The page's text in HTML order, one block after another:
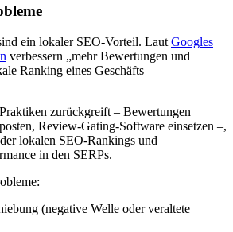
ein lokaler SEO-Vorteil. Laut Googles
verbessern „mehr Bewertungen und
Ranking eines Geschäfts
zurückgreift – Bewertungen
Review-Gating-Software einsetzen –,
lokalen SEO-Rankings und
in den SERPs.
(negative Welle oder veraltete